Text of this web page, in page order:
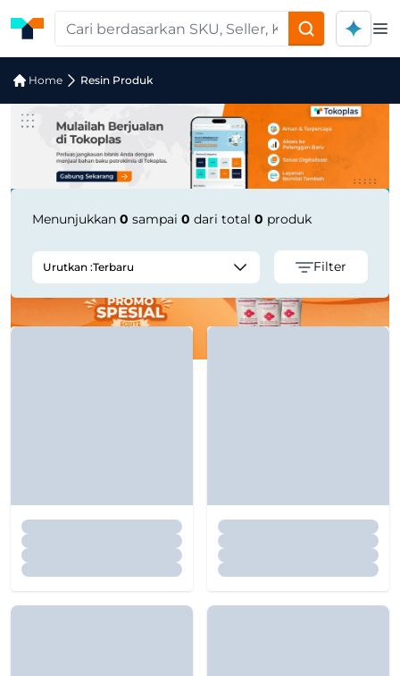
Home Resin Produk
Pencarian Produk "Masterbatch Blue
Menunjukkan 0 sampai 0 dari total 0 produk
Urutkan :Terbaru Filter